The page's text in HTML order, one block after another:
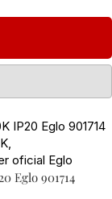
Eglo 901714